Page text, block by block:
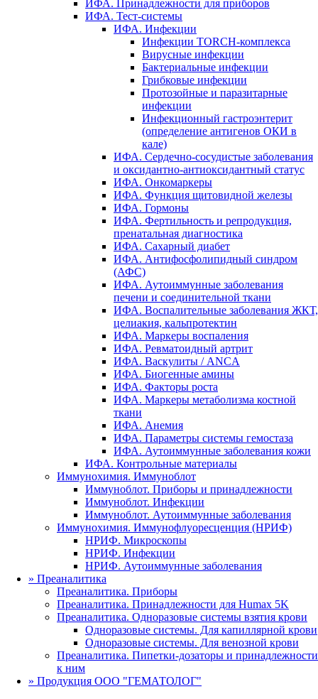
ИФА. Принадлежности для приборов
ИФА. Тест-системы
ИФА. Инфекции
Инфекции TORCH-комплекса
Вирусные инфекции
Бактериальные инфекции
Грибковые инфекции
Протозойные и паразитарные
инфекции
Инфекционный гастроэнтерит
(определение антигенов ОКИ в
кале)
ИФА. Сердечно-сосудистые заболевания
и оксидантно-антиоксидантный статус
ИФА. Онкомаркеры
ИФА. Функция щитовидной железы
ИФА. Гормоны
ИФА. Фертильность и репродукция,
пренатальная диагностика
ИФА. Сахарный диабет
ИФА. Антифосфолипидный синдром
(АФС)
ИФА. Аутоиммунные заболевания
печени и соединительной ткани
ИФА. Воспалительные заболевания ЖКТ,
целиакия, кальпротектин
ИФА. Маркеры воспаления
ИФА. Ревматоидный артрит
ИФА. Васкулиты / ANCA
ИФА. Биогенные амины
ИФА. Факторы роста
ИФА. Маркеры метаболизма костной
ткани
ИФА. Анемия
ИФА. Параметры системы гемостаза
ИФА. Аутоиммунные заболевания кожи
ИФА. Контрольные материалы
Иммунохимия. Иммуноблот
Иммуноблот. Приборы и принадлежности
Иммуноблот. Инфекции
Иммуноблот. Аутоиммунные заболевания
Иммунохимия. Иммунофлуоресценция (НРИФ)
НРИФ. Микроскопы
НРИФ. Инфекции
НРИФ. Аутоиммунные заболевания
» Преаналитика
Преаналитика. Приборы
Преаналитика. Принадлежности для Humax 5K
Преаналитика. Одноразовые системы взятия крови
Одноразовые системы. Для капиллярной крови
Одноразовые системы. Для венозной крови
Преаналитика. Пипетки-дозаторы и принадлежности
к ним
» Продукция ООО "ГЕМАТОЛОГ"